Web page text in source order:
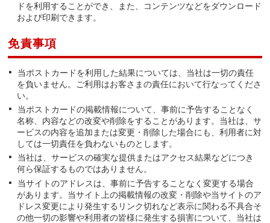
ドを利用することができ、また、コンテンツなどをダウンロード
および印刷できます。
免責事項
当ポストカードを利用した結果については、当社は一切の責任
を負いません。ご利用はお客さまの責任において行なってくださ
い。
当ポストカードの掲載情報について、事前に予告することなく
名称、内容などの改変や削除をすることがあります。当社は、サ
ービスの内容を追加または変更・削除した場合にも、利用者に対
しては一切責任を負わないものとします。
当社は、サービスの確実な提供またはアクセス結果などにつき
何ら保証するものではありません。
当サイトのアドレスは、事前に予告することなく変更する場合
があります。当サイト上の掲載情報の改変・削除や当サイトのア
ドレス変更により発生するリンク切れなど表示に関わる不具合そ
の他一切の影響や利用者の皆様に発生する損害について、当社は